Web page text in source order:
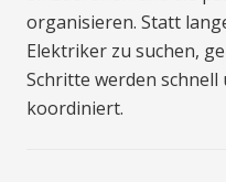
organisieren. Statt
Elektriker zu suchen,
Schritte werden
koordiniert.